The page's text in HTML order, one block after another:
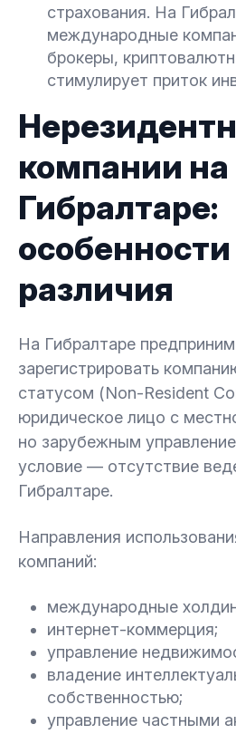
страхования. На
международные
брокеры,
стимулирует приток
компании на
Гибралтаре:
особенности
различия
На Гибралтаре
зарегистрировать
статусом (Non-Resident
юридическое лицо с
но зарубежным
условие — отсутствие
Гибралтаре.
Направления
компаний:
международные
интернет-коммерция;
управление
владение
собственностью;
управление частными